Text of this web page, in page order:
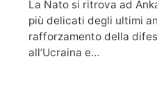
La Nato si ritrova ad
più delicati degli ultimi
rafforzamento della
all’Ucraina e…